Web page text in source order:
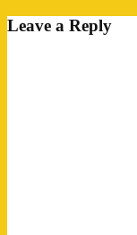
Leave a Reply